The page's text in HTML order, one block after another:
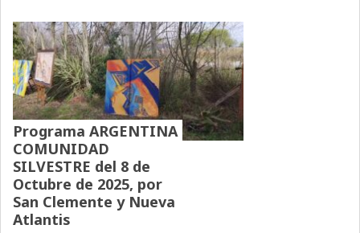
Programa ARGENTINA
COMUNIDAD
SILVESTRE del 8 de
Octubre de 2025, por
San Clemente y Nueva
Atlantis